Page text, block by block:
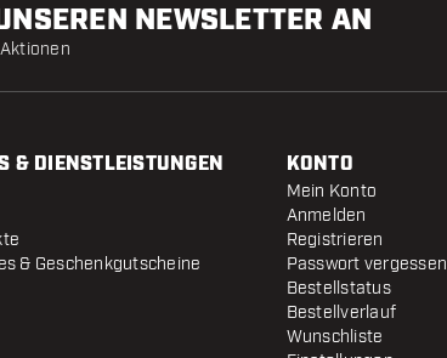
NEWSLETTER AN
& DIENSTLEISTUNGEN
& Geschenkgutscheine
KONTO
Mein Konto
Anmelden
Registrieren
Passwort vergessen
Bestellstatus
Bestellverlauf
Wunschliste